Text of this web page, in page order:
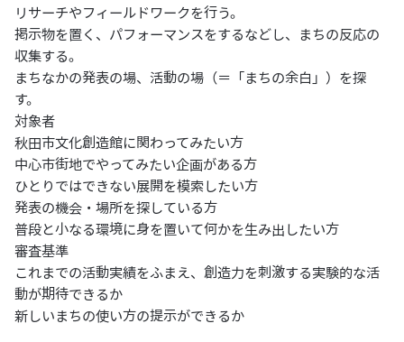
リサーチやフィールドワークを行う。
掲示物を置く、パフォーマンスをするなどし、まちの反応の
収集する。
まちなかの発表の場、活動の場（＝「まちの余白」）を探
す。
対象者
秋田市文化創造館に関わってみたい方
中心市街地でやってみたい企画がある方
ひとりではできない展開を模索したい方
発表の機会・場所を探している方
普段と小なる環境に身を置いて何かを生み出したい方
審査基準
これまでの活動実績をふまえ、創造力を刺激する実験的な活
動が期待できるか
新しいまちの使い方の提示ができるか